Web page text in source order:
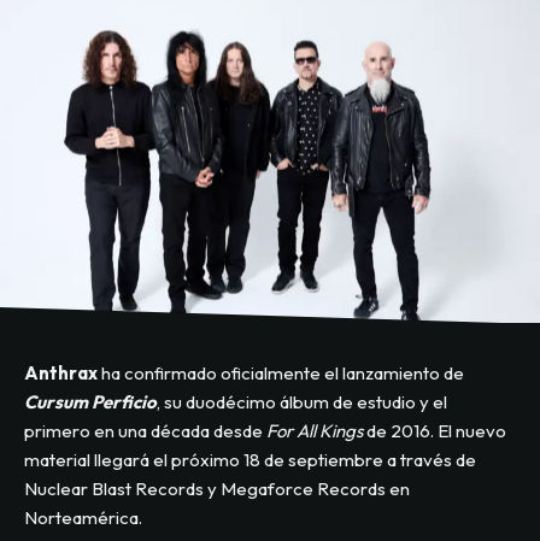
Anthraxha confirmado oficialmente el lanzamiento de
Cursum Perficio, su duodécimo álbum de estudio y el
primero en una década desde For All Kingsde 2016. El nuevo
material llegará el próximo 18 de septiembre a través de
Nuclear Blast Records y Megaforce Records en
Norteamérica.